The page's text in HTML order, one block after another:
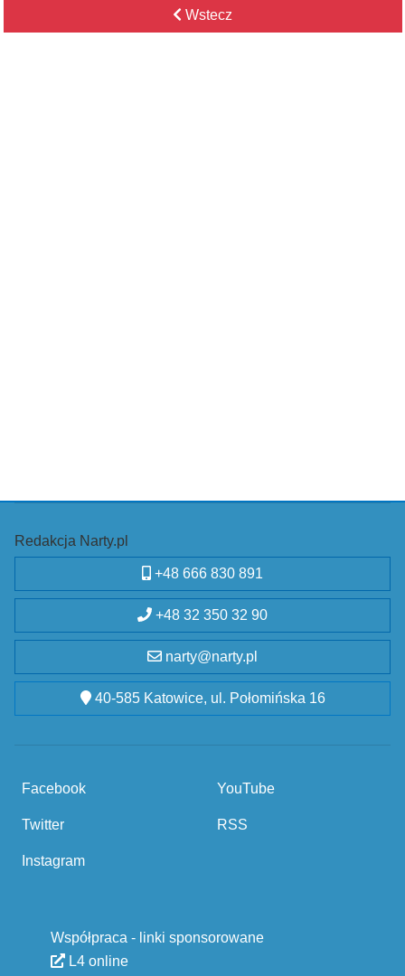
Wstecz
Redakcja Narty.pl
+48 666 830 891
+48 32 350 32 90
narty@narty.pl
40-585 Katowice, ul. Połomińska 16
Facebook
Twitter
Instagram
YouTube
RSS
Współpraca - linki sponsorowane
L4 online